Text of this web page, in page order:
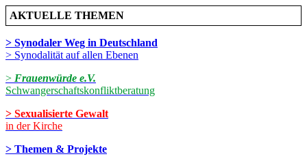
AKTUELLE THEMEN
> Synodaler Weg in Deutschland
> Synodalität auf allen Ebenen
> Frauenwürde e.V.
Schwangerschaftskonfliktberatung
> Sexualisierte Gewalt
in der Kirche
> Themen & Projekte